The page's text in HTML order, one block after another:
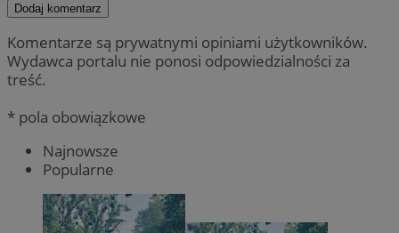
Dodaj komentarz
Komentarze są prywatnymi opiniami użytkowników.
Wydawca portalu nie ponosi odpowiedzialności za
treść.
* pola obowiązkowe
Najnowsze
Popularne